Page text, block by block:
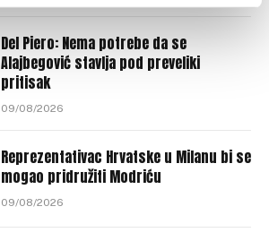
Del Piero: Nema potrebe da se
Alajbegović stavlja pod preveliki
pritisak
09/08/2026
Reprezentativac Hrvatske u Milanu bi se
mogao pridružiti Modriću
09/08/2026